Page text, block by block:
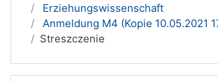
Erziehungswissenschaft
Anmeldung M4 (Kopie 10.05.2021
Streszczenie